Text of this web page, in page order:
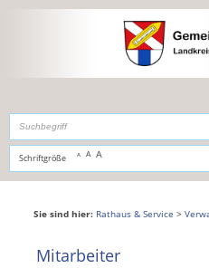
,zur Navigationoderzur
Schriftgröße A A A
Sie sind hier: Rathaus & Service >
Mitarbeiter